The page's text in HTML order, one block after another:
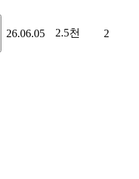
26.06.05 2.5천 2